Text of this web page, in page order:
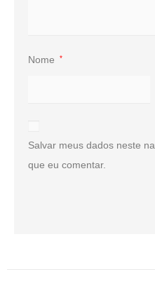
Nome *
Salvar meus dados neste
que eu comentar.